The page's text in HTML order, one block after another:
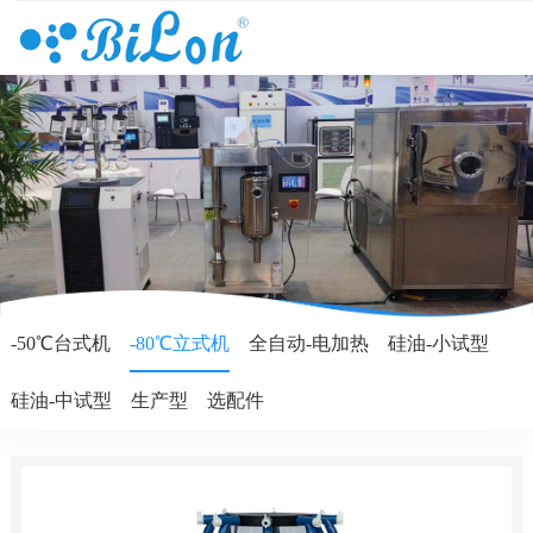
-50℃台式机 -80℃立式机 全自动-电加热 硅油-小试型
硅油-中试型 生产型 选配件